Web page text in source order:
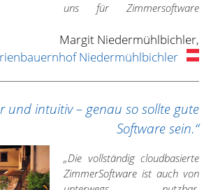
uns für Zimmersoftware
Margit Niedermühlbichler,
Niedermühlbichler
und intuitiv – genau so sollte gute
Software sein.“
„Die vollständig cloudbasierte
ZimmerSoftware ist auch von